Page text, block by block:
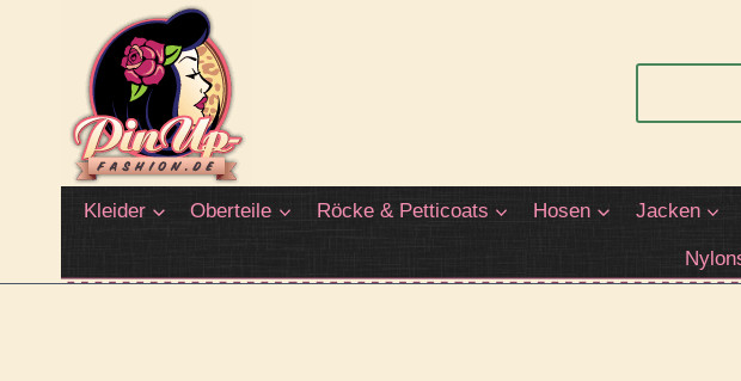
springen
Kleider Oberteile Röcke & Petticoats Hosen Jacken